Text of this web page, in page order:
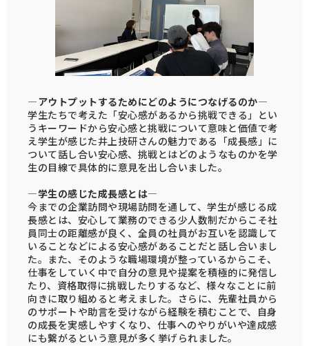
―アウトプットするためにどのようにつなげるのか―
学生たちで考えた「安心感があるから挑戦できる」とい
うキーワードから安心感と挑戦について意味と価値で考
え学生が感じた井上技研さんの魅力である「成長感」に
ついて話し合い安心感、挑戦とはどのようなものかを学
生の目線で具体的に意見を出し合いました。
―学生の感じた成長感とは―
今までの企業訪問や現場訪問を通して、学生が感じる成
長感とは、安心して業務のできる少人数制だからこそ社
員同士の距離感が良く、全員の社員がお互いを認識して
いることなどによる安心感があることだと話し合いまし
た。また、そのような職場環境が整っているからこそ、
仕事をしていく中で自分の意見や提案を積極的に発信し
たり、資格取得に挑戦したりするなど、様々なことに前
向きに取り組めると考えました。さらに、先輩社員から
のサポートや助言を受けながら経験を積むことで、自身
の成長を実感しやすくなり、仕事へのやりがいや達成感
にも繋がるという意見が多く挙げられました。